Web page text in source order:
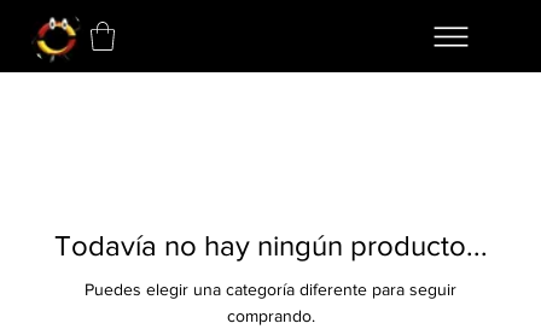
Todavía no hay ningún producto...
Puedes elegir una categoría diferente para seguir
comprando.